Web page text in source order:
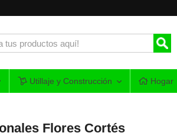
Utillaje y Construcción Hogar
Flores Cortés